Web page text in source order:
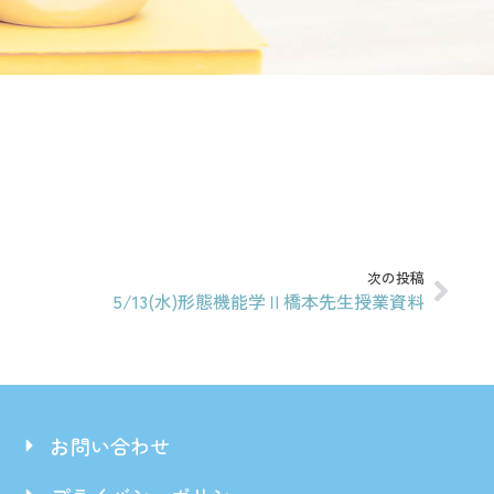
次の投稿
5/13(水)形態機能学Ⅱ橋本先生授業資料
お問い合わせ